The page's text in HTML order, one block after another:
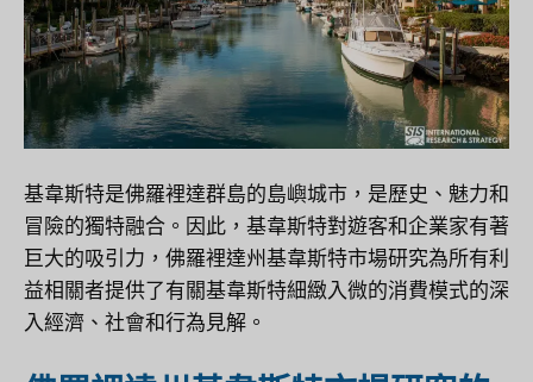
基韋斯特是佛羅裡達群島的島嶼城市，是歷史、魅力和
冒險的獨特融合。因此，基韋斯特對遊客和企業家有著
巨大的吸引力，佛羅裡達州基韋斯特市場研究為所有利
益相關者提供了有關基韋斯特細緻入微的消費模式的深
入經濟、社會和行為見解。